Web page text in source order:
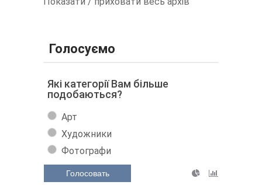
Голосуємо
Які категорії Вам більше
подобаються?
Арт
Художники
Фотографи
Голосовать